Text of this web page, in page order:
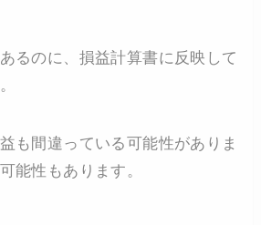
るのに、損益計算書に反映して
も間違っている可能性がありま
能性もあります。